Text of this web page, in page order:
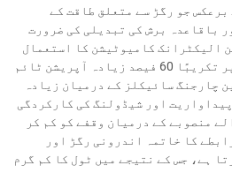
جو رگڑ سے متعلق طاقت کے
باقاعدہ برش کی تبدیلی کی ضرورت
الیکٹرانک کامیوٹیشن کا استعمال
کرتے ہوئے ہر بیٹری چارج پر تکریبًا 60 فیصد زیادہ آپریشن ٹائم
چارجنگ سائیکلز کے درمیان زیادہ
اور شیڈولنگ کی کارکردگی
منصوبے کے درمیان وقفے کو کم کر
کا خاتمہ اندرونی رگڑ اور
ہے، جس کے نتیجے میں ٹول کا کم گرم